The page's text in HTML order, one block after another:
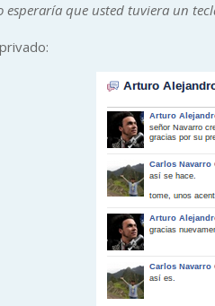
esperaría que usted tuviera un